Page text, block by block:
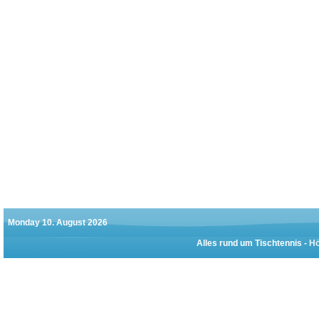
Monday 10. August 2026
Alles rund um Tischtennis -